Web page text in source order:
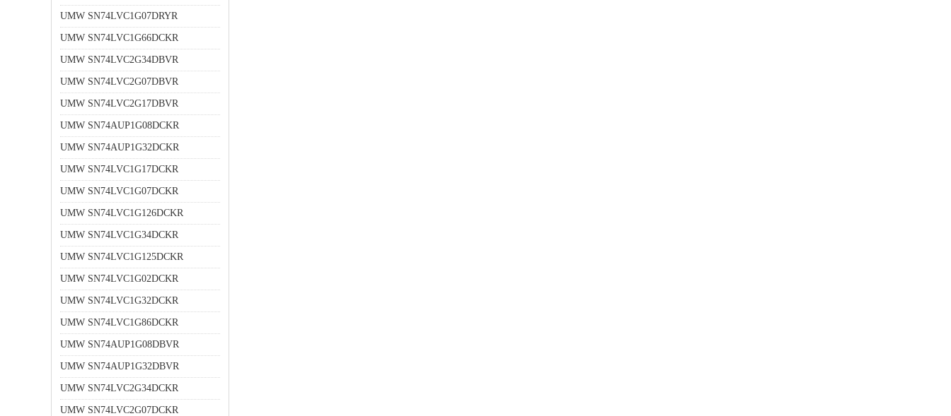
UMW SN74LVC1G07DRYR
UMW SN74LVC1G66DCKR
UMW SN74LVC2G34DBVR
UMW SN74LVC2G07DBVR
UMW SN74LVC2G17DBVR
UMW SN74AUP1G08DCKR
UMW SN74AUP1G32DCKR
UMW SN74LVC1G17DCKR
UMW SN74LVC1G07DCKR
UMW SN74LVC1G126DCKR
UMW SN74LVC1G34DCKR
UMW SN74LVC1G125DCKR
UMW SN74LVC1G02DCKR
UMW SN74LVC1G32DCKR
UMW SN74LVC1G86DCKR
UMW SN74AUP1G08DBVR
UMW SN74AUP1G32DBVR
UMW SN74LVC2G34DCKR
UMW SN74LVC2G07DCKR